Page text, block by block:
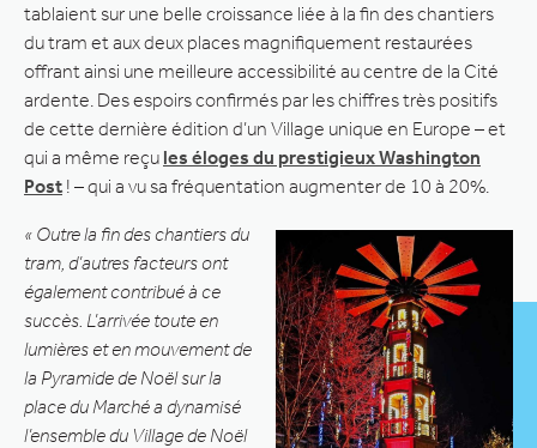
tablaient sur une belle croissance liée à la fin des chantiers
du tram et aux deux places magnifiquement restaurées
offrant ainsi une meilleure accessibilité au centre de la Cité
ardente. Des espoirs confirmés par les chiffres très positifs
de cette dernière édition d’un Village unique en Europe – et
qui a même reçu les éloges du prestigieux Washington
Post ! – qui a vu sa fréquentation augmenter de 10 à 20%.
« Outre la fin des chantiers du
tram, d’autres facteurs ont
également contribué à ce
succès. L’arrivée toute en
lumières et en mouvement de
la Pyramide de Noël sur la
place du Marché a dynamisé
l’ensemble du Village de Noël